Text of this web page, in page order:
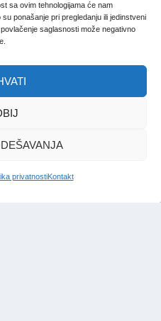
sa ovim tehnologijama će nam
ponašanje pri pregledanju ili jedinstveni
saglasnosti može negativno
privatnostiKontakt